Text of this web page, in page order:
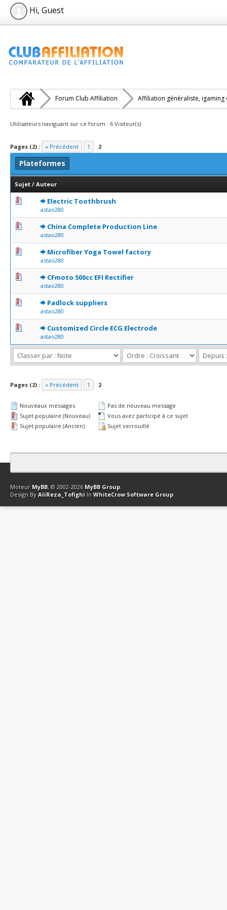
Hi, Guest
Forum Club Affiliation Affiliation généraliste, igaming
Utilisateurs naviguant sur ce forum : 6 Visiteur(s)
Pages (2) : « Précédent 1 2
Plateformes
Sujet / Auteur
Electric Toothbrush
astao280
0 Votes - 0 sur 5 en moyenne
12345
China Complete Production Line
astao280
0 Votes - 0 sur 5 en moyenne
1 2345
Microfiber Yoga Towel factory
astao280
0 Votes - 0 sur 5 en moyenne
1 2345
CFmoto 500cc EFI Rectifier
astao280
0 Votes - 0 sur 5 en moyenne
12345
Padlock suppliers
astao280
0 Votes - 0 sur 5 en moyenne
123
Customized Circle ECG Electrode
astao280
0 Votes - 0 sur 5 en moyenne
123 45
Pages (2) : « Précédent 1 2
Nouveaux messages
Sujet populaire (Nouveau)
Sujet populaire (Ancien)
Pas de nouveau message
Vous avez participé à ce sujet
Sujet verrouillé
Contact Club Affiliation Retourner en haut Version bas-débit
Moteur MyBB, © 2002-2026 MyBB Group.
Design By AliReza_Tofighi In WhiteCrow Software Group.